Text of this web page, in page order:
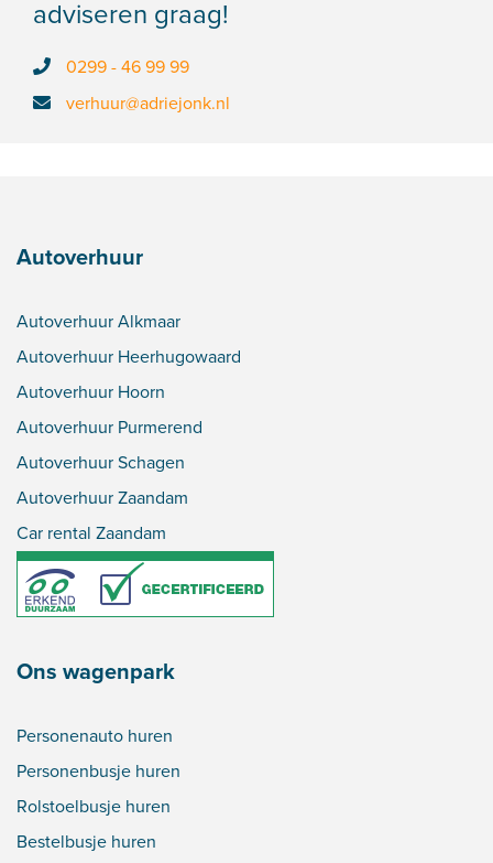
adviseren graag!
0299 - 46 99 99
verhuur@adriejonk.nl
Autoverhuur
Autoverhuur Alkmaar
Autoverhuur Heerhugowaard
Autoverhuur Hoorn
Autoverhuur Purmerend
Autoverhuur Schagen
Autoverhuur Zaandam
Car rental Zaandam
Ons wagenpark
Personenauto huren
Personenbusje huren
Rolstoelbusje huren
Bestelbusje huren